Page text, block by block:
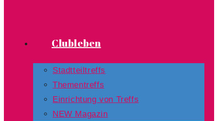
Clubleben
Stadtteiltreffs
Thementreffs
Einrichtung von Treffs​
NEW Magazin